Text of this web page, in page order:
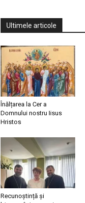
Ultimele articole
Înălțarea la Cer a
Domnului nostru Iisus
Hristos
Recunoștință și